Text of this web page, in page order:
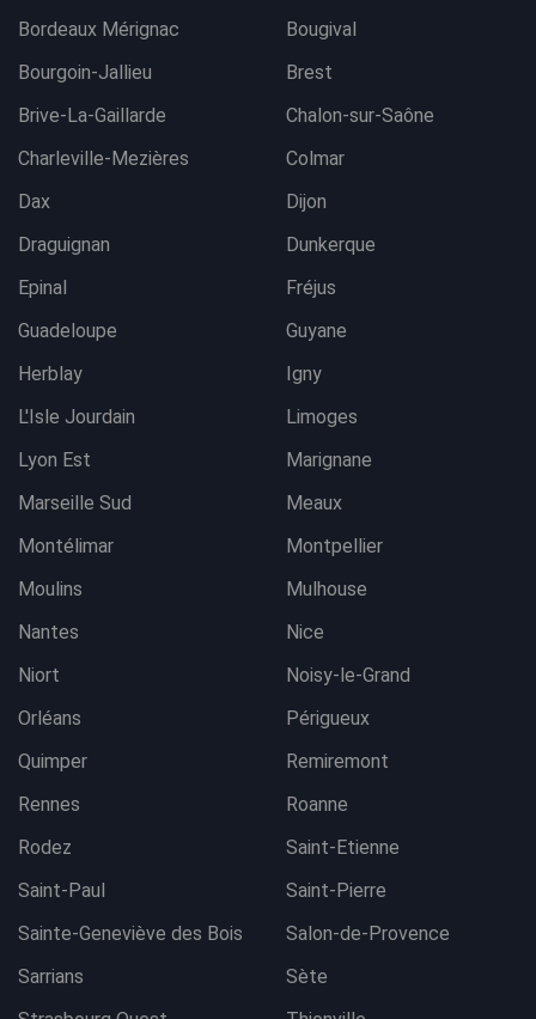
Bordeaux Mérignac
Bougival
Bourgoin-Jallieu
Brest
Brive-La-Gaillarde
Chalon-sur-Saône
Charleville-Mezières
Colmar
Dax
Dijon
Draguignan
Dunkerque
Epinal
Fréjus
Guadeloupe
Guyane
Herblay
Igny
L'Isle Jourdain
Limoges
Lyon Est
Marignane
Marseille Sud
Meaux
Montélimar
Montpellier
Moulins
Mulhouse
Nantes
Nice
Niort
Noisy-le-Grand
Orléans
Périgueux
Quimper
Remiremont
Rennes
Roanne
Rodez
Saint-Etienne
Saint-Paul
Saint-Pierre
Sainte-Geneviève des Bois
Salon-de-Provence
Sarrians
Sète